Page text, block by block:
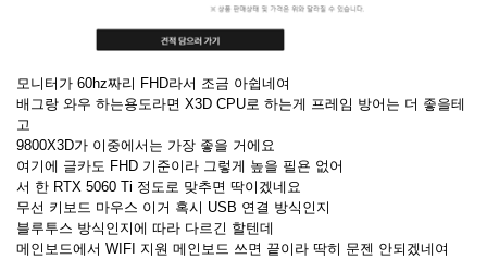
모니터가 60hz짜리 FHD라서 조금 아쉽네여
배그랑 와우 하는용도라면 X3D CPU로 하는게 프레임 방어는 더 좋을테
고
9800X3D가 이중에서는 가장 좋을 거에요
여기에 글카도 FHD 기준이라 그렇게 높을 필욘 없어
서 한 RTX 5060 Ti 정도로 맞추면 딱이겠네요
무선 키보드 마우스 이거 혹시 USB 연결 방식인지
블루투스 방식인지에 따라 다르긴 할텐데
메인보드에서 WIFI 지원 메인보드 쓰면 끝이라 딱히 문젠 안되겠네여